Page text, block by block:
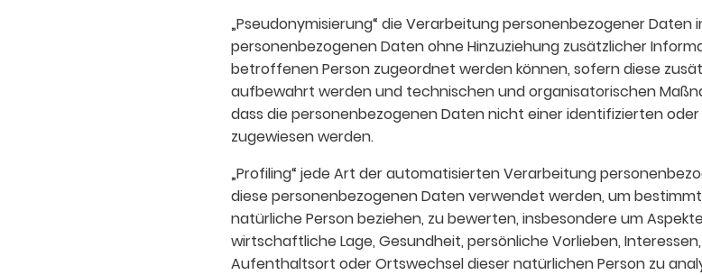
„Pseudonymisierung“ die Verarbeitung personenbezogener Daten
personenbezogenen Daten ohne Hinzuziehung zusätzlicher
betroffenen Person zugeordnet werden können, sofern diese
aufbewahrt werden und technischen und organisatorischen
dass die personenbezogenen Daten nicht einer identifizierten
zugewiesen werden.
„Profiling“ jede Art der automatisierten Verarbeitung
diese personenbezogenen Daten verwendet werden, um
natürliche Person beziehen, zu bewerten, insbesondere um
wirtschaftliche Lage, Gesundheit, persönliche Vorlieben,
Aufenthaltsort oder Ortswechsel dieser natürlichen Person zu